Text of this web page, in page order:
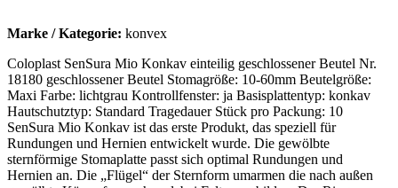
Marke / Kategorie: konvex
Coloplast SenSura Mio Konkav einteilig geschlossener Beutel Nr.
18180 geschlossener Beutel Stomagröße: 10-60mm Beutelgröße:
Maxi Farbe: lichtgrau Kontrollfenster: ja Basisplattentyp: konkav
Hautschutztyp: Standard Tragedauer Stück pro Packung: 10
SenSura Mio Konkav ist das erste Produkt, das speziell für
Rundungen und Hernien entwickelt wurde. Die gewölbte
sternförmige Stomaplatte passt sich optimal Rundungen und
Hernien an. Die „Flügel“ der Sternform umarmen die nach außen